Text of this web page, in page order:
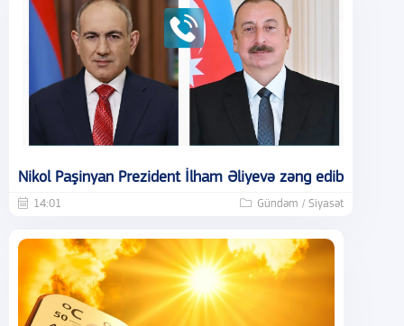
Nikol Paşinyan Prezident İlham Əliyevə zəng edib
14:01 Gündəm / Siyasət